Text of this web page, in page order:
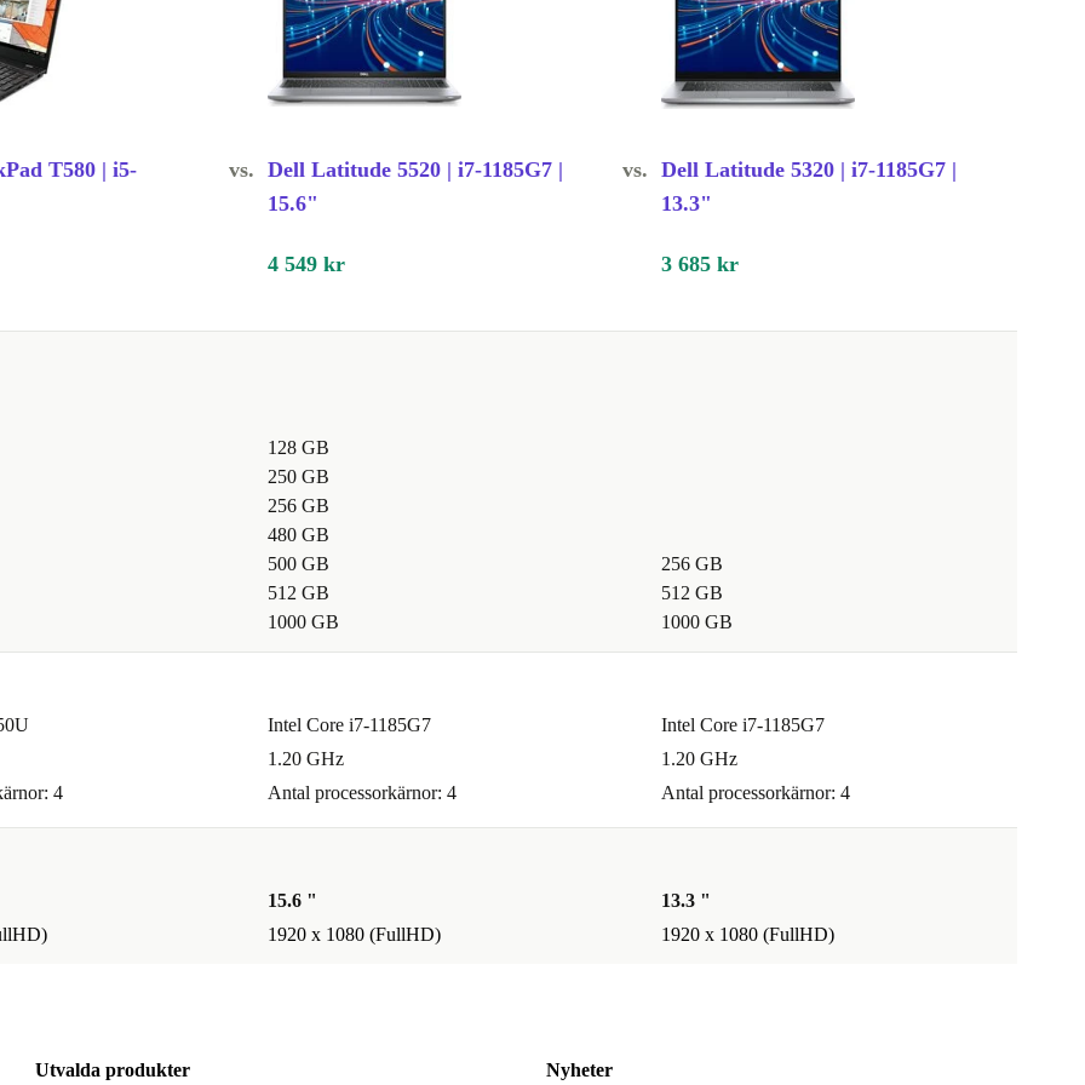
för allt
ett levande
dina
och
dig mer
val.
bärbar
T580 | i5-
vs. Dell Latitude 5520 | i7-1185G7 |
15.6"
vs. Dell Latitude 5320 | i7-1185G7 |
13.3"
4 549 kr 3 685 kr
128 GB
250 GB
256 GB
480 GB
500 GB
512 GB
1000 GB
256 GB
512 GB
1000 GB
4
Intel Core i7-1185G7
1.20 GHz
Antal processorkärnor: 4
Intel Core i7-1185G7
1.20 GHz
Antal processorkärnor: 4
15.6 "
1920 x 1080 (FullHD)
13.3 "
1920 x 1080 (FullHD)
Utvalda produkter Nyheter